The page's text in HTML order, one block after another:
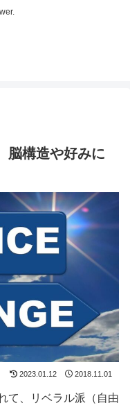
脳構造や好みに
2023.01.12 2018.11.01
て、リベラル派（自由